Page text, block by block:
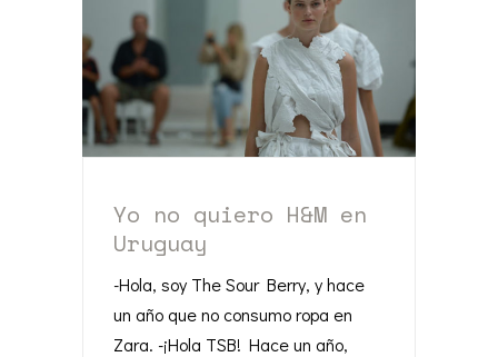
Yo no quiero H&M en
Uruguay
-Hola, soy The Sour Berry, y hace
un año que no consumo ropa en
Zara. -¡Hola TSB! Hace un año,